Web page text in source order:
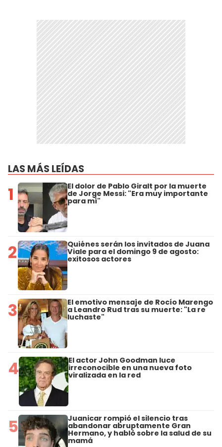
LAS MÁS LEÍDAS
1 El dolor de Pablo Giralt por la muerte
de Jorge Messi: "Era muy importante
para mí"
2 Quiénes serán los invitados de Juana
Viale para el domingo 9 de agosto:
exitosos actores
3 El emotivo mensaje de Rocío Marengo
a Leandro Rud tras su muerte: "La re
luchaste"
4 El actor John Goodman luce
irreconocible en una nueva foto
viralizada en la red
5 Juanicar rompió el silencio tras
abandonar abruptamente Gran
Hermano, y habló sobre la salud de su
mamá